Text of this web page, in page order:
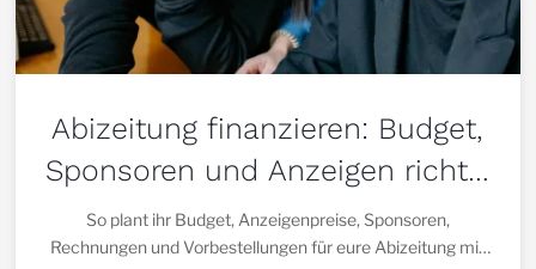
Abizeitung finanzieren: Budget,
Sponsoren und Anzeigen richtig
planen
So plant ihr Budget, Anzeigenpreise, Sponsoren,
Rechnungen und Vorbestellungen für eure Abizeitung mit